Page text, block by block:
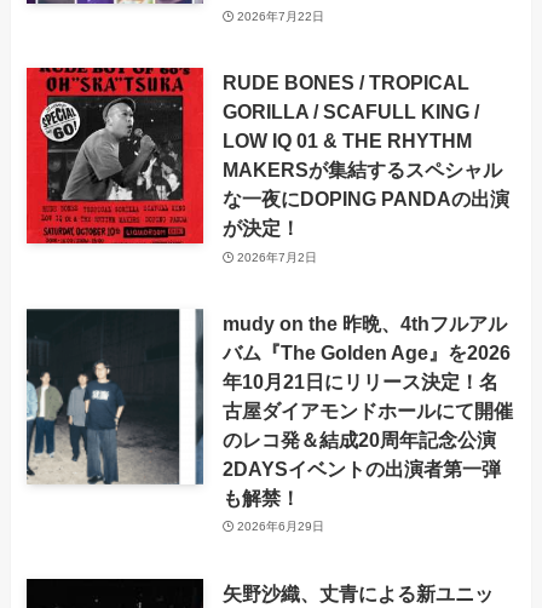
2026年7月22日
RUDE BONES / TROPICAL
GORILLA / SCAFULL KING /
LOW IQ 01 & THE RHYTHM
MAKERSが集結するスペシャル
な一夜にDOPING PANDAの出演
が決定！
2026年7月2日
mudy on the 昨晩、4thフルアル
バム『The Golden Age』を2026
年10月21日にリリース決定！名
古屋ダイアモンドホールにて開催
のレコ発＆結成20周年記念公演
2DAYSイベントの出演者第一弾
も解禁！
2026年6月29日
矢野沙織、丈青による新ユニッ